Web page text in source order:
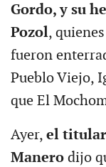
Gordo, y su
Pozol,
fueron
Pueblo Viejo,
que El
Ayer, el titular
Manerodijo